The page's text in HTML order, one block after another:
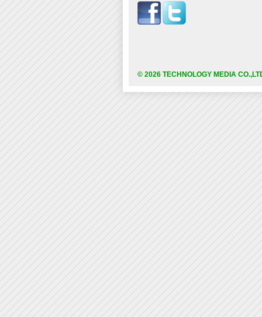
© 2026 TECHNOLOGY MEDIA